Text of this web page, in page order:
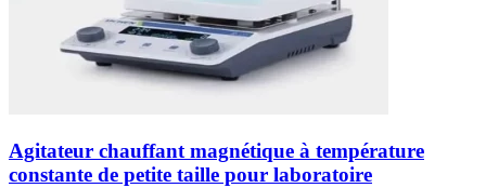
Agitateur chauffant magnétique à température
constante de petite taille pour laboratoire